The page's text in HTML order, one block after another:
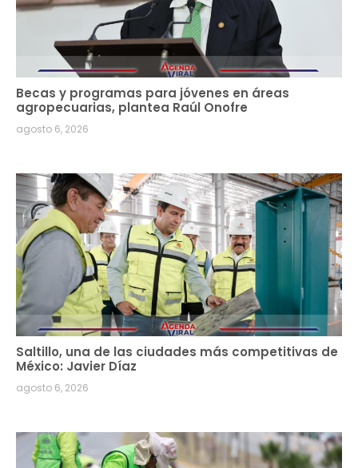
Becas y programas para jóvenes en áreas
agropecuarias, plantea Raúl Onofre
agosto 6, 2026
Saltillo, una de las ciudades más competitivas de
México: Javier Díaz
agosto 6, 2026